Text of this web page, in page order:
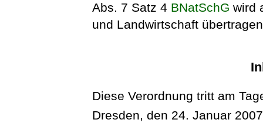
Abs. 7 Satz 4 BNatSchG wird
und Landwirtschaft
Diese Verordnung tritt am
Dresden, den 24. Januar 2007